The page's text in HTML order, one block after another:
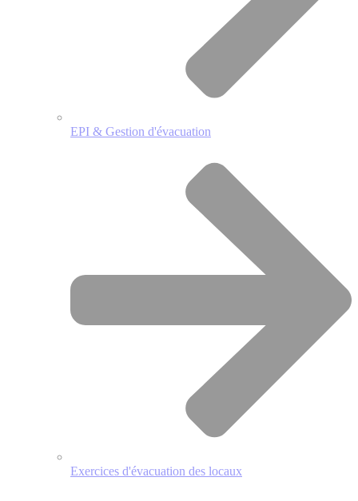
EPI & Gestion d'évacuation
Exercices d'évacuation des locaux